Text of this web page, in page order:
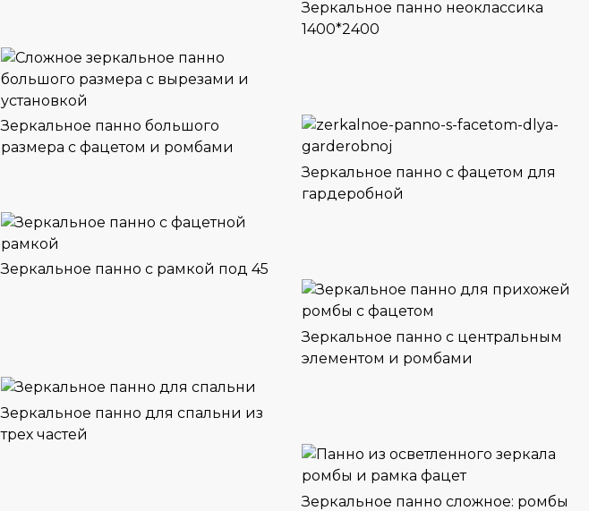
Зеркальное панно неоклассика
1400*2400
Зеркальное панно большого
размера с фацетом и ромбами
Зеркальное панно с фацетом для
гардеробной
Зеркальное панно с рамкой под 45
Зеркальное панно с центральным
элементом и ромбами
Зеркальное панно для спальни из
трех частей
Зеркальное панно сложное: ромбы